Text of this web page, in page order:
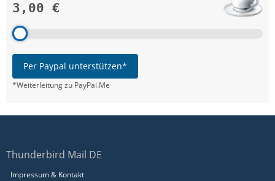
3,00 €
Per Paypal unterstützen*
*Weiterleitung zu PayPal.Me
Thunderbird Mail DE
Impressum & Kontakt